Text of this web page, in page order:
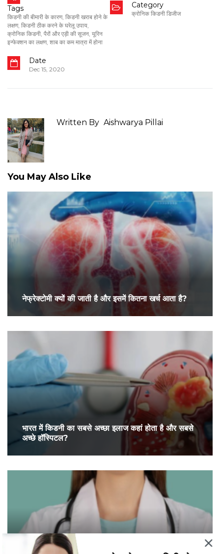
Tags
किडनी की बीमारी के कारण, किडनी खराब होने के
लक्षण, किडनी ठीक करने के घरेलू उपाय,
क्रोनिक किडनी, पैरों और एड़ी की सूजन, यूरिन
इन्फेक्शन का लक्षण, शाब का कम मात्रा में होना
Category
क्रोनिक किडनी डिजीज
Date
Dec 15, 2020
Written By Aishwarya Pillai
You May Also Like
नेफ्रेक्टोमी क्यों की जाती है और इसमें कितना खर्च आता है?
भारत में किडनी का सबसे अच्छा इलाज कहां होता है और सबसे
अच्छे हॉस्पिटल?